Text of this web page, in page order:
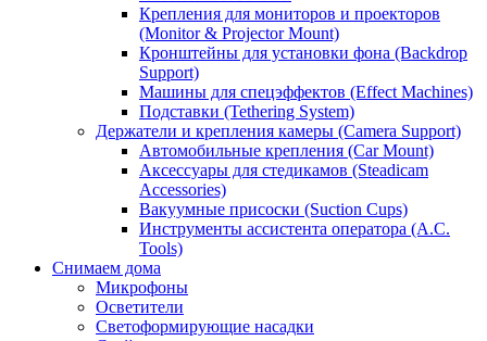
Крепления для мониторов и проекторов
(Monitor & Projector Mount)
Кронштейны для установки фона (Backdrop
Support)
Машины для спецэффектов (Effect Machines)
Подставки (Tethering System)
Держатели и крепления камеры (Camera Support)
Автомобильные крепления (Car Mount)
Аксессуары для стедикамов (Steadicam
Accessories)
Вакуумные присоски (Suction Cups)
Инструменты ассистента оператора (A.C.
Tools)
Снимаем дома
Микрофоны
Осветители
Светоформирующие насадки